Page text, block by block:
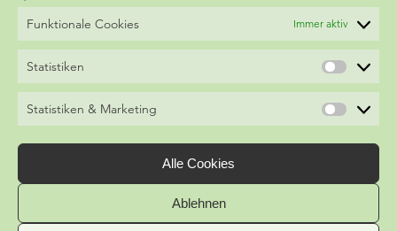
Funktionale Cookies Immer aktiv
Statistiken
Statistiken & Marketing
Alle Cookies
Ablehnen
Sternbergstraße 60
D-72116 Mössingen
07473.2 31 53